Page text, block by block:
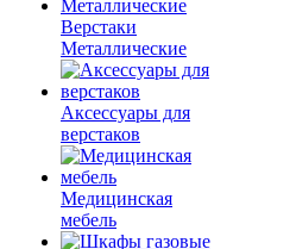
Верстаки
Металлические
Аксессуары для
верстаков
Медицинская
мебель